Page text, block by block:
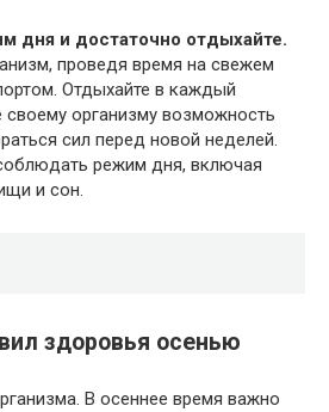
дня и достаточно отдыхайте.
проведя время на свежем
Отдыхайте в каждый
организму возможность
сил перед новой неделей.
режим дня, включая
и сон.
здоровья осенью
В осеннее время важно